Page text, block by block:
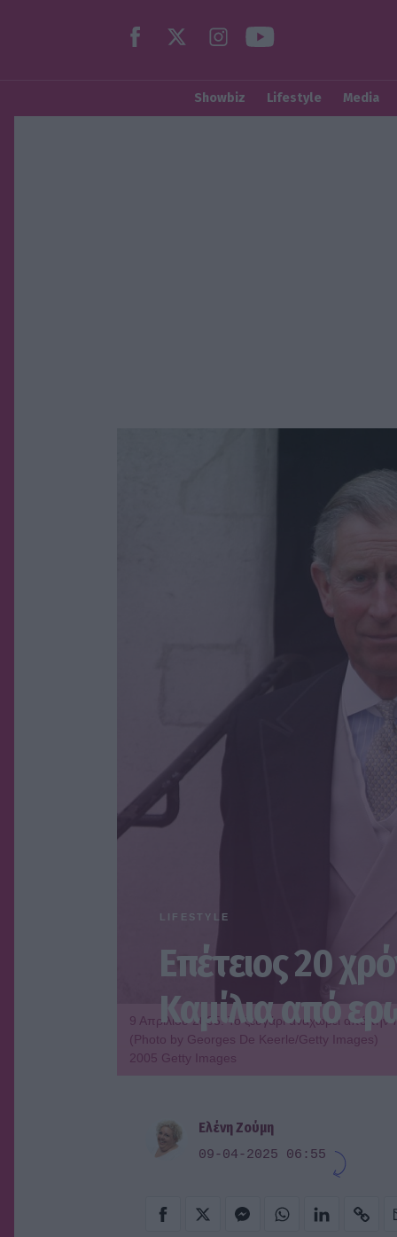
Showbiz Lifestyle Media
9 Απριλίου 2005: Το ζευγάρι αναχωρεί από την
(Photo by Georges De Keerle/Getty Images)
2005 Getty Images
LIFESTYLE
Επέτειος 20
Καμίλια από
Ελένη Ζούμη
09-04-2025 06:55